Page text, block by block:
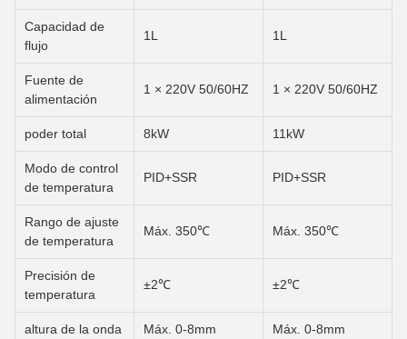
Capacidad de
flujo
1L 1L
Fuente de
alimentación
1 × 220V 50/60HZ 1 × 220V 50/60HZ
poder total 8kW 11kW
Modo de control
de temperatura
PID+SSR PID+SSR
Rango de ajuste
de temperatura
Máx. 350℃ Máx. 350℃
Precisión de
temperatura
±2℃ ±2℃
altura de la onda Máx. 0-8mm Máx. 0-8mm